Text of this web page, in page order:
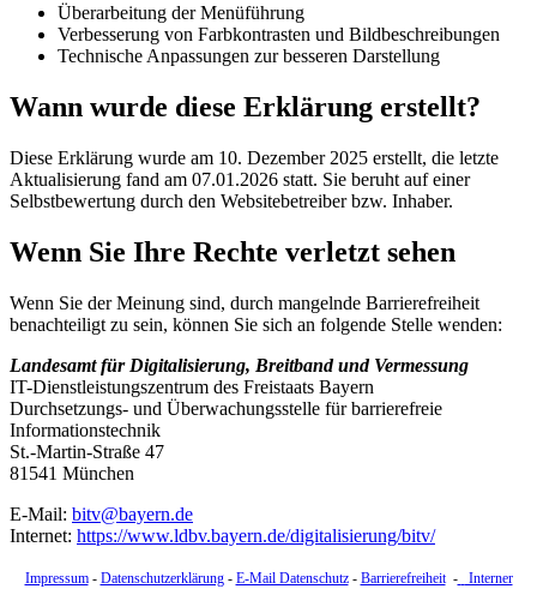
Überarbeitung der Menüführung
Verbesserung von Farbkontrasten und Bildbeschreibungen
Technische Anpassungen zur besseren Darstellung
Wann wurde diese Erklärung erstellt?
Diese Erklärung wurde am 10. Dezember 2025 erstellt, die letzte
Aktualisierung fand am 07.01.2026 statt. Sie beruht auf einer
Selbstbewertung durch den Websitebetreiber bzw. Inhaber.
Wenn Sie Ihre Rechte verletzt sehen
Wenn Sie der Meinung sind, durch mangelnde Barrierefreiheit
benachteiligt zu sein, können Sie sich an folgende Stelle wenden:
Landesamt für Digitalisierung, Breitband und Vermessung
IT-Dienstleistungszentrum des Freistaats Bayern
Durchsetzungs- und Überwachungsstelle für barrierefreie
Informationstechnik
St.-Martin-Straße 47
81541 München
E-Mail: bitv@bayern.de
Internet: https://www.ldbv.bayern.de/digitalisierung/bitv/
Impressum- Datenschutzerklärung- E-Mail Datenschutz- Barrierefreiheit- Interner